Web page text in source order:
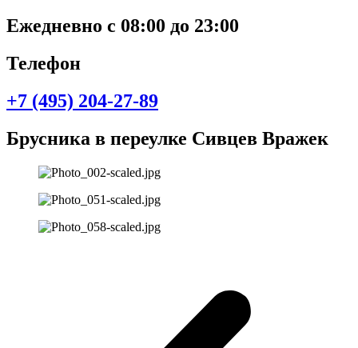
Ежедневно с 08:00 до 23:00
Телефон
+7 (495) 204-27-89
Брусника в переулке Сивцев Вражек